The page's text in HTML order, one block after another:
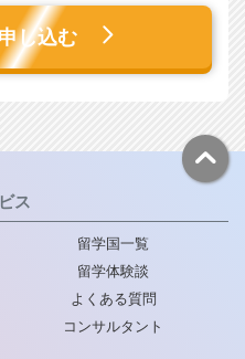
し込む
ス
留学国一覧
留学体験談
よくある質問
コンサルタント